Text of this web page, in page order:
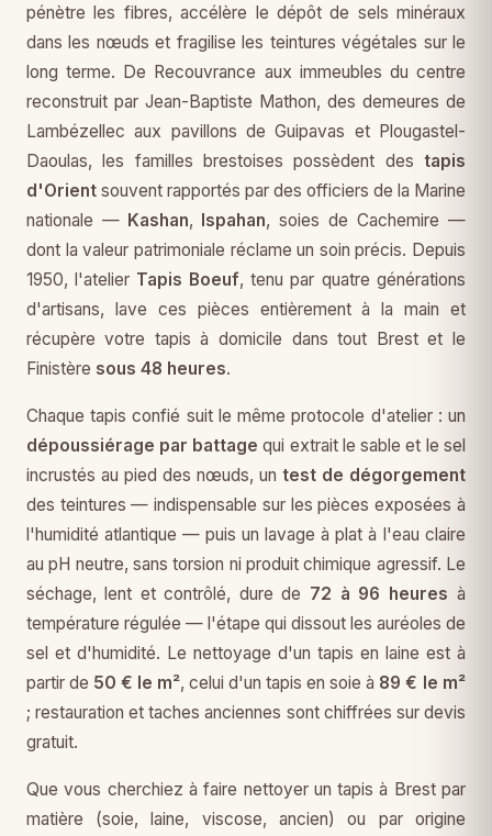
pénètre les fibres, accélère le dépôt de sels minéraux
dans les nœuds et fragilise les teintures végétales sur le
long terme. De Recouvrance aux immeubles du centre
reconstruit par Jean-Baptiste Mathon, des demeures de
Lambézellec aux pavillons de Guipavas et Plougastel-
Daoulas, les familles brestoises possèdent des tapis
d'Orient souvent rapportés par des officiers de la Marine
nationale — Kashan, Ispahan, soies de Cachemire —
dont la valeur patrimoniale réclame un soin précis. Depuis
1950, l'atelier Tapis Boeuf, tenu par quatre générations
d'artisans, lave ces pièces entièrement à la main et
récupère votre tapis à domicile dans tout Brest et le
Finistère sous 48 heures.
Chaque tapis confié suit le même protocole d'atelier : un
dépoussiérage par battage qui extrait le sable et le sel
incrustés au pied des nœuds, un test de dégorgement
des teintures — indispensable sur les pièces exposées à
l'humidité atlantique — puis un lavage à plat à l'eau claire
au pH neutre, sans torsion ni produit chimique agressif. Le
séchage, lent et contrôlé, dure de 72 à 96 heures à
température régulée — l'étape qui dissout les auréoles de
sel et d'humidité. Le nettoyage d'un tapis en laine est à
partir de 50 € le m², celui d'un tapis en soie à 89 € le m²
; restauration et taches anciennes sont chiffrées sur devis
gratuit.
Que vous cherchiez à faire nettoyer un tapis à Brest par
matière (soie, laine, viscose, ancien) ou par origine